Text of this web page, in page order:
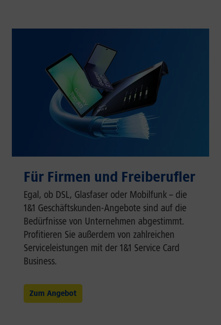
Für Firmen und Freiberufler
Egal, ob DSL, Glasfaser oder Mobilfunk – die
1&1 Geschäftskunden-Angebote sind auf die
Bedürfnisse von Unternehmen abgestimmt.
Profitieren Sie außerdem von zahlreichen
Serviceleistungen mit der 1&1 Service Card
Business.
Zum Angebot